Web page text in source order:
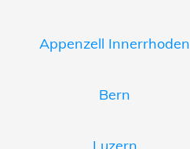
Appenzell Innerrhoden
Bern